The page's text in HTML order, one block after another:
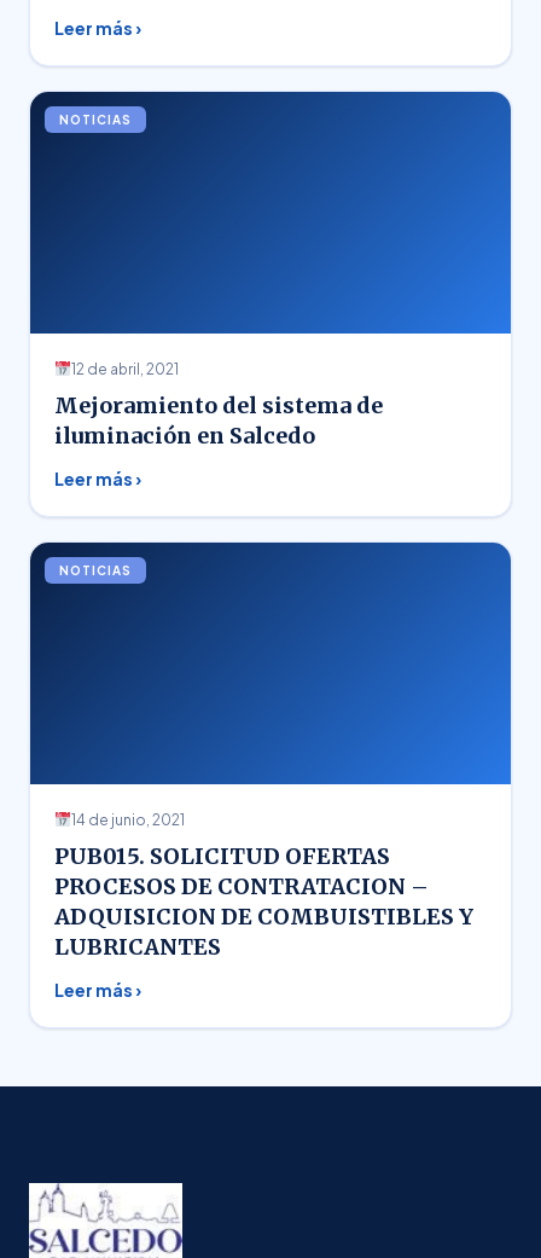
Leer más ›
NOTICIAS
12 de abril, 2021
Mejoramiento del sistema de
iluminación en Salcedo
Leer más ›
NOTICIAS
14 de junio, 2021
PUB015. SOLICITUD OFERTAS
PROCESOS DE CONTRATACION –
ADQUISICION DE COMBUISTIBLES Y
LUBRICANTES
Leer más ›